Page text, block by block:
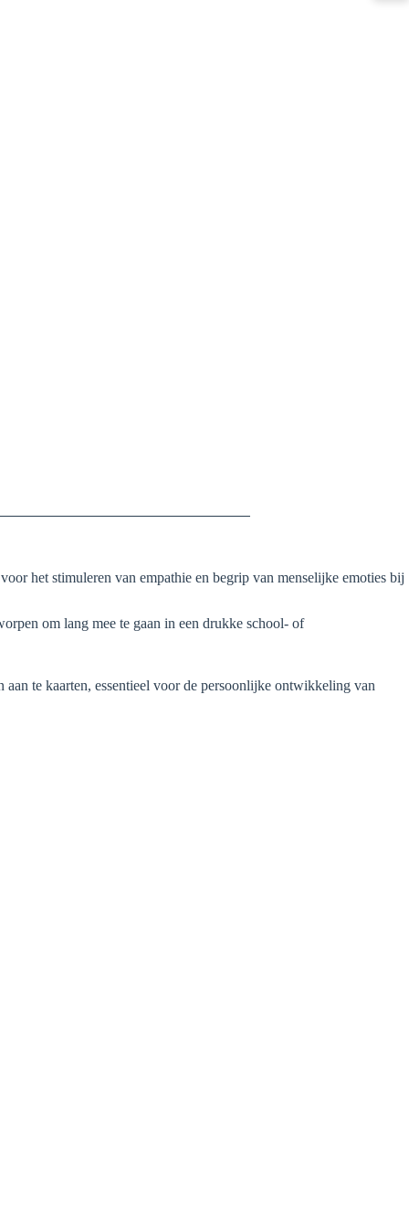
het stimuleren van empathie en begrip van menselijke emoties bij
om lang mee te gaan in een drukke school- of
te kaarten, essentieel voor de persoonlijke ontwikkeling van